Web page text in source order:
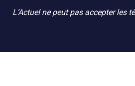
L’Actuel ne peut pas accepter les